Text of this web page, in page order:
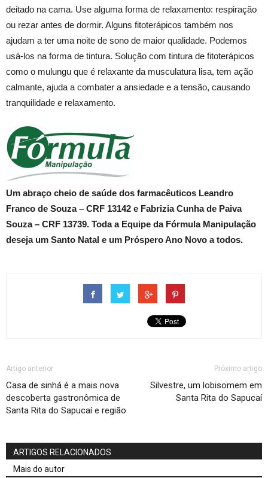
deitado na cama. Use alguma forma de relaxamento: respiração
ou rezar antes de dormir. Alguns fitoterápicos também nos
ajudam a ter uma noite de sono de maior qualidade. Podemos
usá-los na forma de tintura. Solução com tintura de fitoterápicos
como o mulungu que é relaxante da musculatura lisa, tem ação
calmante, ajuda a combater a ansiedade e a tensão, causando
tranquilidade e relaxamento.
Um abraço cheio de saúde dos farmacêuticos Leandro
Franco de Souza – CRF 13142 e Fabrizia Cunha de Paiva
Souza – CRF 13739. Toda a Equipe da Fórmula Manipulação
deseja um Santo Natal e um Próspero Ano Novo a todos.
Artigo anterior
Casa de sinhá é a mais nova
descoberta gastronômica de
Santa Rita do Sapucaí e região
Próximo artigo
Silvestre, um lobisomem em
Santa Rita do Sapucaí
ARTIGOS RELACIONADOS
Mais do autor